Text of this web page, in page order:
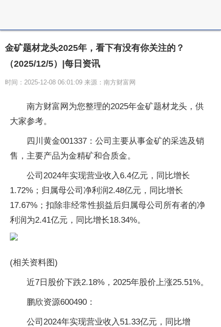
金矿题材龙头2025年，看下有没有你关注的？
（2025/12/5）|每日资讯
时间：2025-12-08 06:01:09 来源：南方财富网
南方财富网为您整理的2025年金矿题材龙头，供
大家参考。
四川黄金001337：公司主要从事金矿的采选及销
售，主要产品为金精矿和合质金。
公司2024年实现营业收入6.4亿元，同比增长
1.72%；归属母公司净利润2.48亿元，同比增长
17.67%；扣除非经常性损益后归属母公司所有者的净
利润为2.41亿元，同比增长18.34%。
(相关资料图)
近7日股价下跌2.18%，2025年股价上涨25.51%。
鹏欣资源600490：
公司2024年实现营业收入51.33亿元，同比增